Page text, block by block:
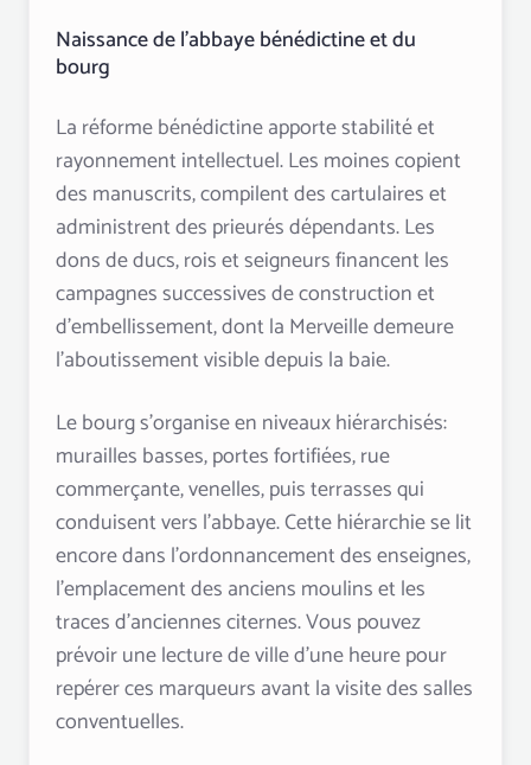
Naissance de l’abbaye bénédictine et du
bourg
La réforme bénédictine apporte stabilité et
rayonnement intellectuel. Les moines copient
des manuscrits, compilent des cartulaires et
administrent des prieurés dépendants. Les
dons de ducs, rois et seigneurs financent les
campagnes successives de construction et
d’embellissement, dont la Merveille demeure
l’aboutissement visible depuis la baie.
Le bourg s’organise en niveaux hiérarchisés:
murailles basses, portes fortifiées, rue
commerçante, venelles, puis terrasses qui
conduisent vers l’abbaye. Cette hiérarchie se lit
encore dans l’ordonnancement des enseignes,
l’emplacement des anciens moulins et les
traces d’anciennes citernes. Vous pouvez
prévoir une lecture de ville d’une heure pour
repérer ces marqueurs avant la visite des salles
conventuelles.